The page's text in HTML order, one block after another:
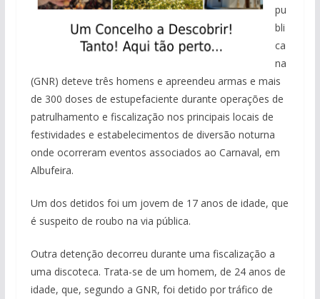
pu
bli
ca
na
(GNR) deteve três homens e apreendeu armas e mais
de 300 doses de estupefaciente durante operações de
patrulhamento e fiscalização nos principais locais de
festividades e estabelecimentos de diversão noturna
onde ocorreram eventos associados ao Carnaval, em
Albufeira.
Um dos detidos foi um jovem de 17 anos de idade, que
é suspeito de roubo na via pública.
Outra detenção decorreu durante uma fiscalização a
uma discoteca. Trata-se de um homem, de 24 anos de
idade, que, segundo a GNR, foi detido por tráfico de